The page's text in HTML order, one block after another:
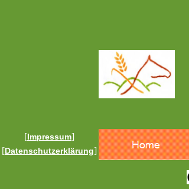
[Impressum]
[Datenschutzerklärung]